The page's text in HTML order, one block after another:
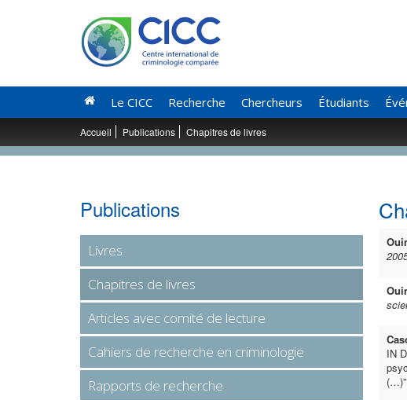
Le CICC Recherche Chercheurs Étudiants
Accueil Publications Chapitres de livres
Publications
Livres
Chapitres de livres
Articles avec comité de lecture
Cahiers de recherche en criminologie
Rapports de recherche
IN
(…)”